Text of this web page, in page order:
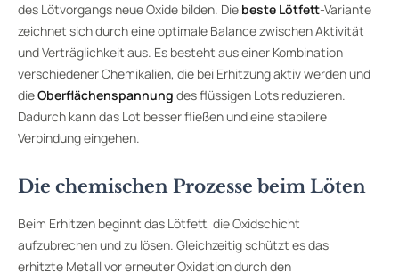
des Lötvorgangs neue Oxide bilden. Die beste Lötfett-Variante
zeichnet sich durch eine optimale Balance zwischen Aktivität
und Verträglichkeit aus. Es besteht aus einer Kombination
verschiedener Chemikalien, die bei Erhitzung aktiv werden und
dieOberflächenspannung des flüssigen Lots reduzieren.
Dadurch kann das Lot besser fließen und eine stabilere
Verbindung eingehen.
Die chemischen Prozesse beim Löten
Beim Erhitzen beginnt das Lötfett, die Oxidschicht
aufzubrechen und zu lösen. Gleichzeitig schützt es das
erhitzte Metall vor erneuter Oxidation durch den